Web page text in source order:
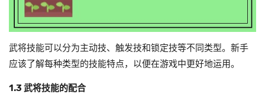
武将技能可以分为主动技、触发技和锁定技等不同类型。新手
应该了解每种类型的技能特点，以便在游戏中更好地运用。
1.3 武将技能的配合